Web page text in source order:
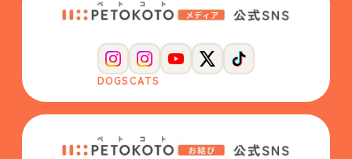
DOGSCATS